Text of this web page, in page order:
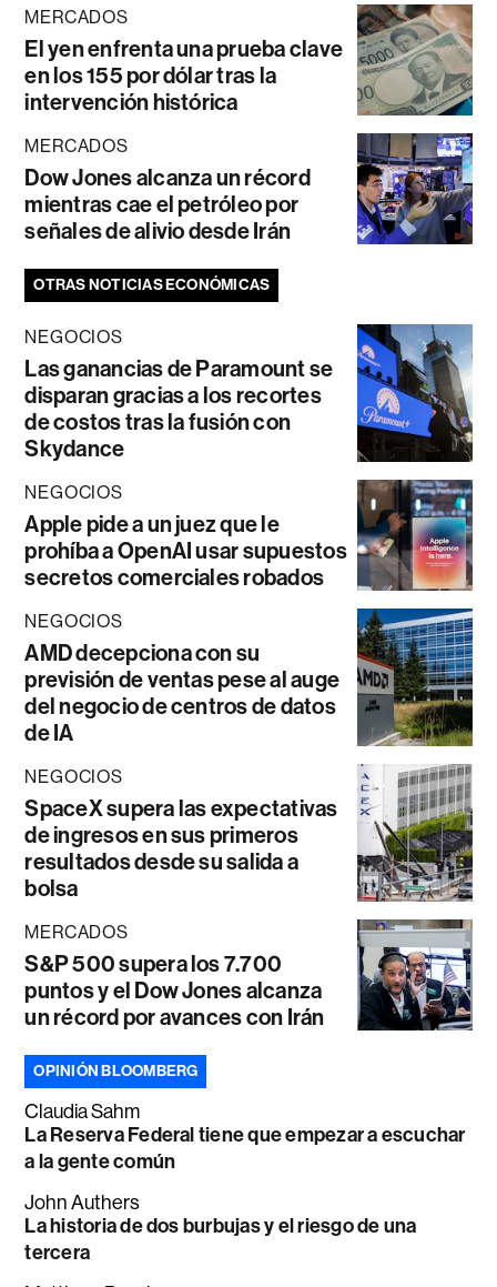
MERCADOS
El yen enfrenta una prueba clave
en los 155 por dólar tras la
intervención histórica
MERCADOS
Dow Jones alcanza un récord
mientras cae el petróleo por
señales de alivio desde Irán
OTRAS NOTICIAS ECONÓMICAS
NEGOCIOS
Las ganancias de Paramount se
disparan gracias a los recortes
de costos tras la fusión con
Skydance
NEGOCIOS
Apple pide a un juez que le
prohíba a OpenAI usar supuestos
secretos comerciales robados
NEGOCIOS
AMD decepciona con su
previsión de ventas pese al auge
del negocio de centros de datos
de IA
NEGOCIOS
SpaceX supera las expectativas
de ingresos en sus primeros
resultados desde su salida a
bolsa
MERCADOS
S&P 500 supera los 7.700
puntos y el Dow Jones alcanza
un récord por avances con Irán
OPINIÓN BLOOMBERG
Claudia Sahm
La Reserva Federal tiene que empezar a escuchar
a la gente común
John Authers
La historia de dos burbujas y el riesgo de una
tercera